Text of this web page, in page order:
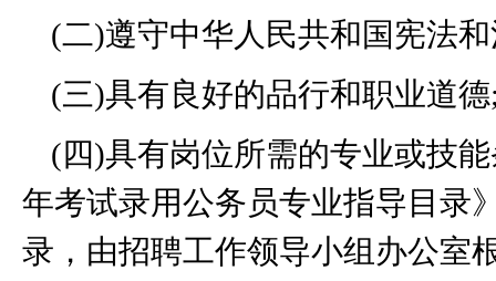
(二)遵守中华人民共和国宪法
(三)具有良好的品行和职业道德
(四)具有岗位所需的专业或技
年考试录用公务员专业指导目录
录，由招聘工作领导小组办公室